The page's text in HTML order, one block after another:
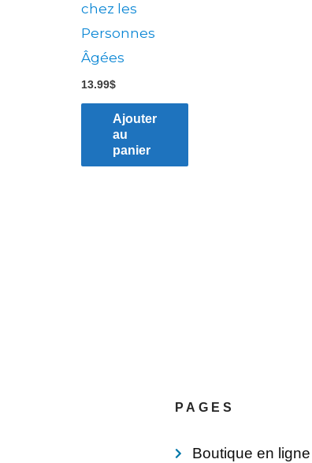
chez les
Personnes
Âgées
13.99$
Ajouter
au
panier
PAGES
Boutique en ligne